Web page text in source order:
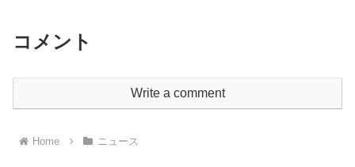
コメント
Write a comment
Home ニュース